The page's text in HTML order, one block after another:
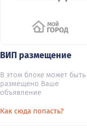
ВИП размещение
В этом блоке может быть
размещено Ваше
объявление
Как сюда попасть?